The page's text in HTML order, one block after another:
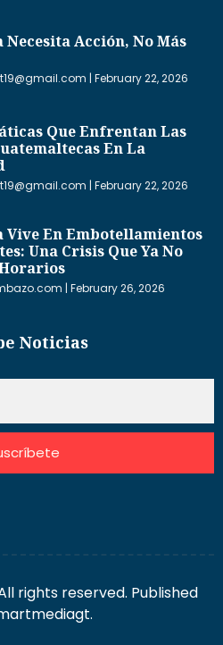
Necesita Acción, No Más
February 22, 2026
Que Enfrentan Las
En La
February 22, 2026
Vive En Embotellamientos
Una Crisis Que Ya No
February 26, 2026
Noticias
rights reserved. Published